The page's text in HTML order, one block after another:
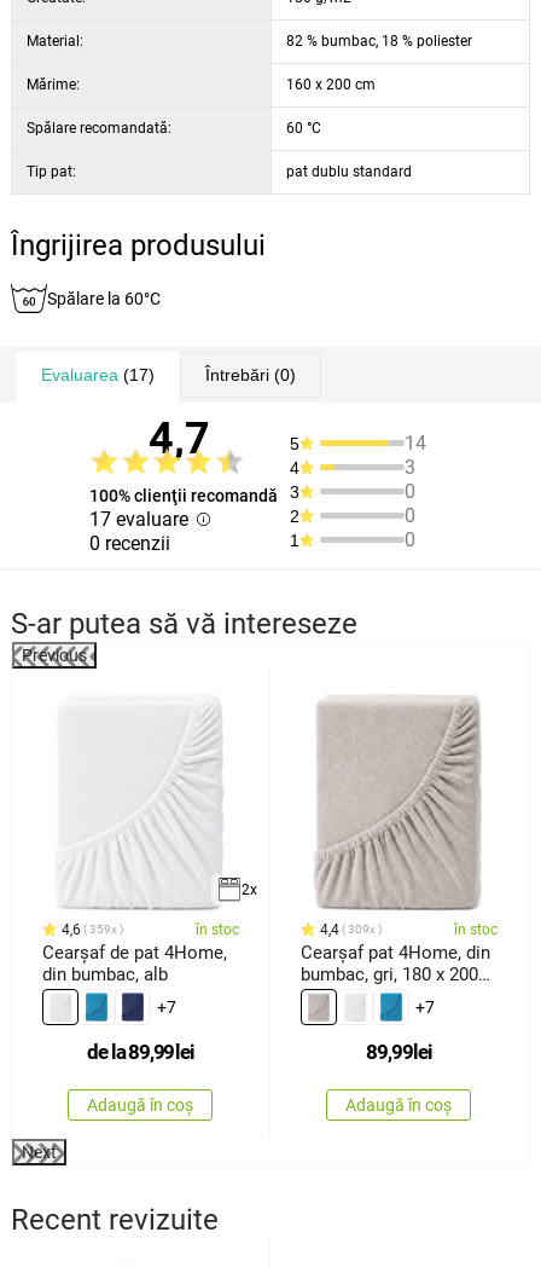
Material: 82 % bumbac, 18 % poliester
Mărime: 160 x 200 cm
Spălare recomandată: 60 °C
Tip pat: pat dublu standard
Îngrijirea produsului
Spălare la 60°C
Evaluarea (17) Întrebări(0)
4,7
100% clienţii recomandă
17 evaluare
0 recenzii
5 14
4 3
3 0
2 0
1 0
S-ar putea să vă intereseze
Previous
2x
4,6 359x în stoc
Cearșaf de pat 4Home,
din bumbac, alb
+7
de la89,99 lei
Adaugă în coș
4,4 309x în stoc
Cearșaf pat 4Home, din
bumbac, gri, 180 x 200
cm
+7
89,99 lei
Adaugă în coș
Next
Recent revizuite